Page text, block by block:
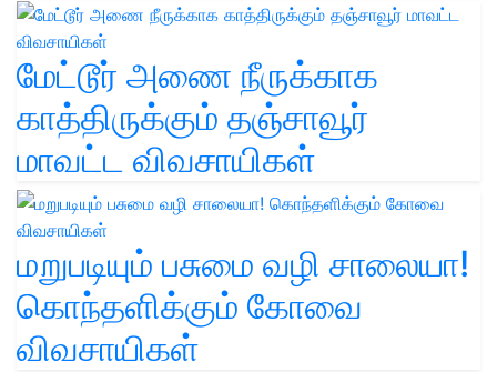
மேட்டூர் அணை நீருக்காக
காத்திருக்கும் தஞ்சாவூர்
மாவட்ட விவசாயிகள்
மறுபடியும் பசுமை வழி சாலையா!
கொந்தளிக்கும் கோவை
விவசாயிகள்